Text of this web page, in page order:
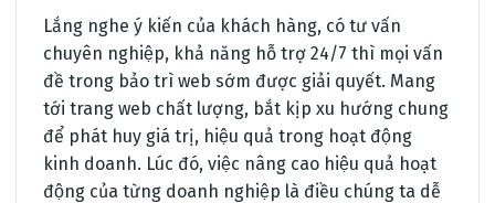
Lắng nghe ý kiến của khách hàng, có tư vấn
chuyên nghiệp, khả năng hỗ trợ 24/7 thì mọi vấn
đề trong bảo trì web sớm được giải quyết. Mang
tới trang web chất lượng, bắt kịp xu hướng chung
để phát huy giá trị, hiệu quả trong hoạt động
kinh doanh. Lúc đó, việc nâng cao hiệu quả hoạt
động của từng doanh nghiệp là điều chúng ta dễ